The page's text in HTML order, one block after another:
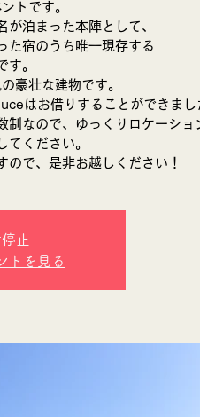
トです。
泊まった本陣として、
た宿のうち唯一現存する
す。
豪壮な建物です。
はお借りすることができまし
制なので、ゆっくりロケーショ
てください。
ので、是非お越しください！
止
トを見る